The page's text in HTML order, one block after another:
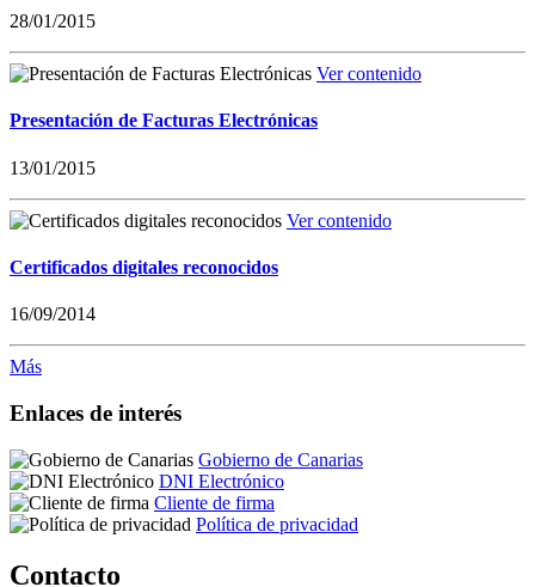
28/01/2015
Ver contenido
Presentación de Facturas Electrónicas
13/01/2015
Ver contenido
Certificados digitales reconocidos
16/09/2014
Más
Enlaces de interés
Gobierno de Canarias
DNI Electrónico
Cliente de firma
Política de privacidad
Contacto